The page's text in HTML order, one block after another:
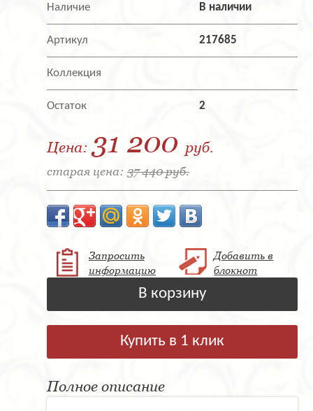
Наличие В наличии
Артикул 217685
Коллекция
Остаток 2
Цена: 31 200 руб.
старая цена: 37 440 руб.
Запросить
информацию
Добавить в
блокнот
В корзину
Купить в 1 клик
Полное описание